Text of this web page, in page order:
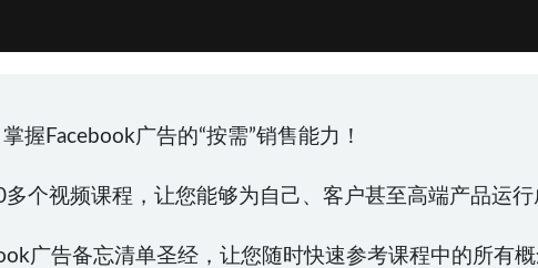
握Facebook广告的“按需”销售能力！
个视频课程，让您能够为自己、客户甚至高端产品运行
广告备忘清单圣经，让您随时快速参考课程中的所有概